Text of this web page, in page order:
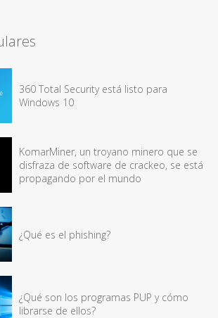
360 Total Security está listo para
Windows 10
KomarMiner, un troyano minero que se
disfraza de software de crackeo, se está
propagando por el mundo
¿Qué es el phishing?
¿Qué son los programas PUP y cómo
librarse de ellos?